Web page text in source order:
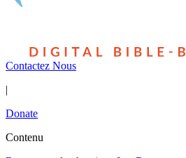
Contactez Nous
|
Donate
Contenu